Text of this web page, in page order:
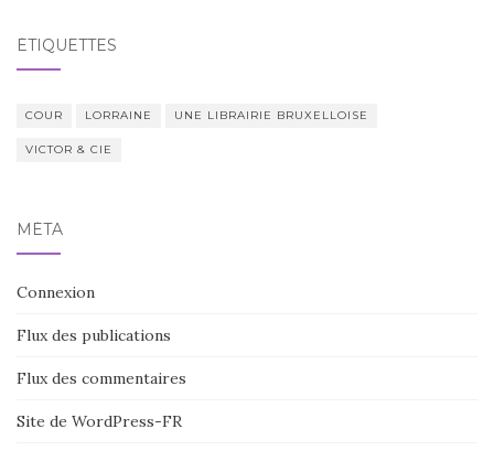
ÉTIQUETTES
COUR LORRAINE UNE LIBRAIRIE BRUXELLOISE
VICTOR & CIE
MÉTA
Connexion
Flux des publications
Flux des commentaires
Site de WordPress-FR